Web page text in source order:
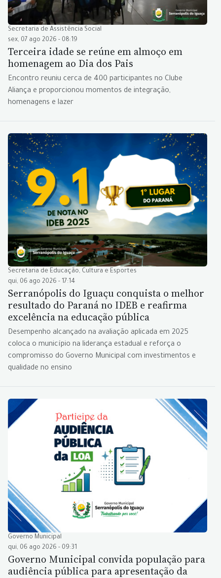
Secretaria de Assistência Social
sex, 07 ago 2026 - 08:19
Terceira idade se reúne em almoço em
homenagem ao Dia dos Pais
Encontro reuniu cerca de 400 participantes no Clube
Aliança e proporcionou momentos de integração,
homenagens e lazer
Secretaria de Educação, Cultura e Esportes
qui, 06 ago 2026 - 17:14
Serranópolis do Iguaçu conquista o melhor
resultado do Paraná no IDEB e reafirma
excelência na educação pública
Desempenho alcançado na avaliação aplicada em 2025
coloca o município na liderança estadual e reforça o
compromisso do Governo Municipal com investimentos e
qualidade no ensino
Governo Municipal
qui, 06 ago 2026 - 09:31
Governo Municipal convida população para
audiência pública para apresentação da